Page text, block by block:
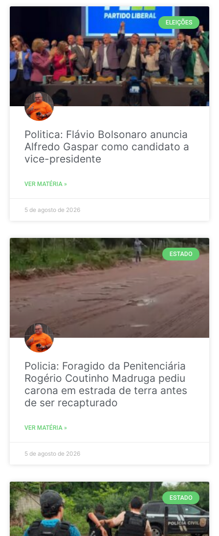
ELEIÇÕES
Politica: Flávio Bolsonaro anuncia
Alfredo Gaspar como candidato a
vice-presidente
VER MATÉRIA »
5 de agosto de 2026
ESTADO
Policia: Foragido da Penitenciária
Rogério Coutinho Madruga pediu
carona em estrada de terra antes
de ser recapturado
VER MATÉRIA »
5 de agosto de 2026
ESTADO